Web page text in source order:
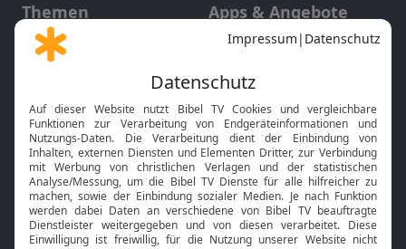
Themen
Gott und Bibel erklärt
Neuigkeiten
Apps & Angebote
Mobile App
Smart TV
HbbTV
Bibelthek Online-Bibel
Nächster Gottesdienst